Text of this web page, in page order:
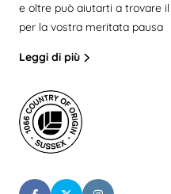
e oltre può aiutarti a trovare
per la vostra meritata pausa
Leggi di più